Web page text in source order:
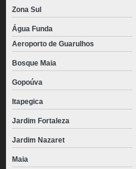
Zona Sul
Água Funda
Aeroporto de Guarulhos
Bosque Maia
Gopoúva
Itapegica
Jardim Fortaleza
Jardim Nazaret
Maia